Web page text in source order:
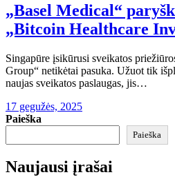
„Basel Medical“
„Bitcoin Healthcare
Singapūre įsikūrusi sveikatos
Group“ netikėtai pasuka. Užuot tik
naujas sveikatos paslaugas, jis…
17 gegužės, 2025
Paieška
Paieška
Naujausi įrašai